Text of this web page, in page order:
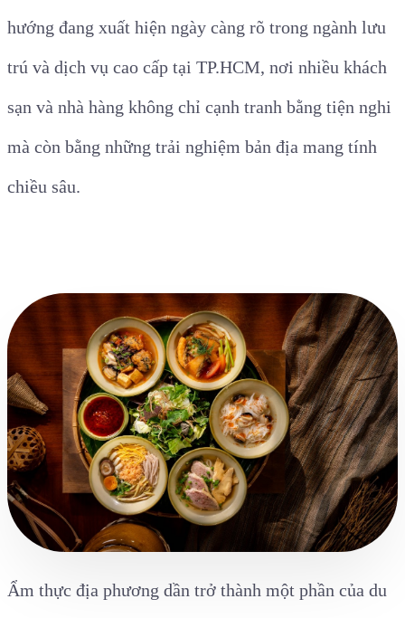
hướng đang xuất hiện ngày càng rõ trong ngành lưu
trú và dịch vụ cao cấp tại TP.HCM, nơi nhiều khách
sạn và nhà hàng không chỉ cạnh tranh bằng tiện nghi
mà còn bằng những trải nghiệm bản địa mang tính
chiều sâu.
Ẩm thực địa phương dần trở thành một phần của du